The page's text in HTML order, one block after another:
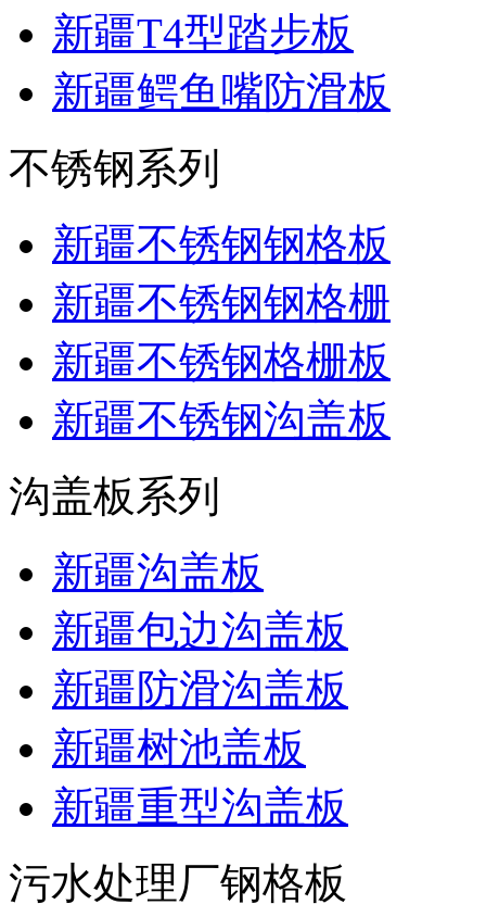
新疆T4型踏步板
新疆鳄鱼嘴防滑板
不锈钢系列
新疆不锈钢钢格板
新疆不锈钢钢格栅
新疆不锈钢格栅板
新疆不锈钢沟盖板
沟盖板系列
新疆沟盖板
新疆包边沟盖板
新疆防滑沟盖板
新疆树池盖板
新疆重型沟盖板
污水处理厂钢格板